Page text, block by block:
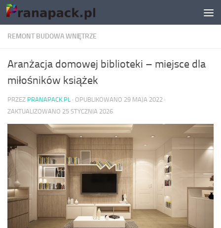
Skip to content
REMONT BUDOWA WNĘTRZE
Aranżacja domowej biblioteki – miejsce dla
miłośników książek
PRZEZ PRANAPACK.PL · OPUBLIKOWANO 29 MAJA 2022 ·
ZAKTUALIZOWANO 25 STYCZNIA 2026